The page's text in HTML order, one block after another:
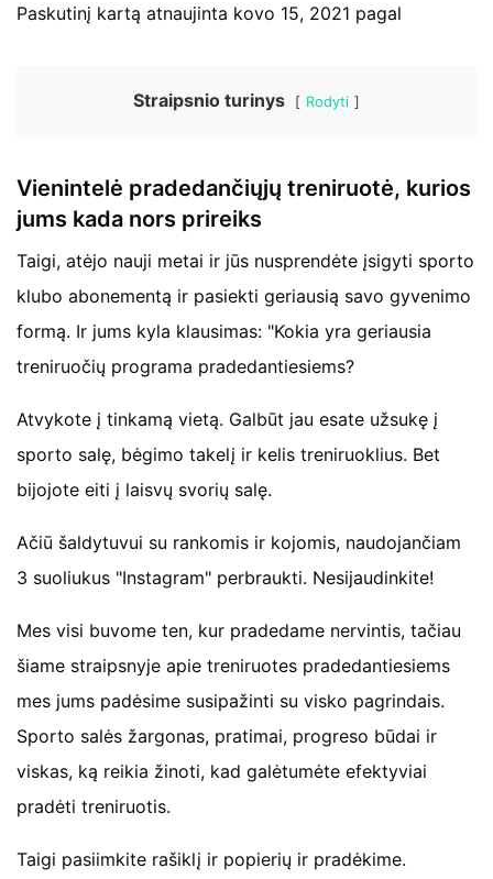
Paskutinį kartą atnaujinta kovo 15, 2021 pagal
Straipsnio turinys Rodyti
Vienintelė pradedančiųjų treniruotė, kurios
jums kada nors prireiks
Taigi, atėjo nauji metai ir jūs nusprendėte įsigyti sporto
klubo abonementą ir pasiekti geriausią savo gyvenimo
formą. Ir jums kyla klausimas: "Kokia yra geriausia
treniruočių programa pradedantiesiems?
Atvykote į tinkamą vietą. Galbūt jau esate užsukę į
sporto salę, bėgimo takelį ir kelis treniruoklius. Bet
bijojote eiti į laisvų svorių salę.
Ačiū šaldytuvui su rankomis ir kojomis, naudojančiam
3 suoliukus "Instagram" perbraukti. Nesijaudinkite!
Mes visi buvome ten, kur pradedame nervintis, tačiau
šiame straipsnyje apie treniruotes pradedantiesiems
mes jums padėsime susipažinti su visko pagrindais.
Sporto salės žargonas, pratimai, progreso būdai ir
viskas, ką reikia žinoti, kad galėtumėte efektyviai
pradėti treniruotis.
Taigi pasiimkite rašiklį ir popierių ir pradėkime.